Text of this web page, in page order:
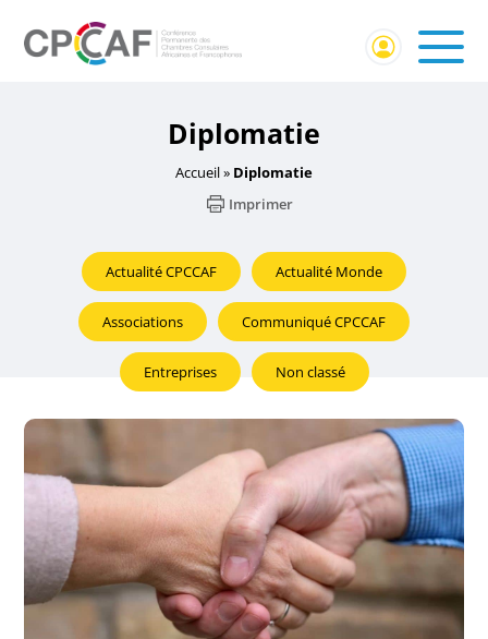
Diplomatie
Accueil» Diplomatie
Imprimer
Actualité CPCCAF Actualité Monde
Associations Communiqué CPCCAF
Entreprises Non classé